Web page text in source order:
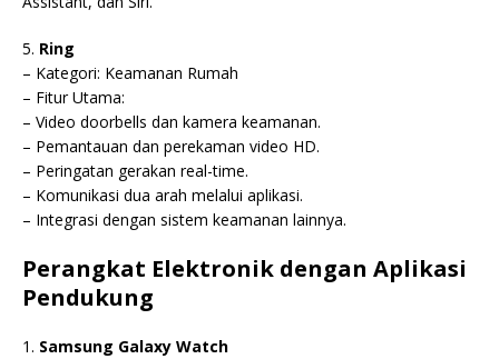
5. Ring
– Kategori: Keamanan Rumah
– Fitur Utama:
– Video doorbells dan kamera keamanan.
– Pemantauan dan perekaman video HD.
– Peringatan gerakan real-time.
– Komunikasi dua arah melalui aplikasi.
– Integrasi dengan sistem keamanan lainnya.
Perangkat Elektronik dengan Aplikasi
Pendukung
1. Samsung Galaxy Watch